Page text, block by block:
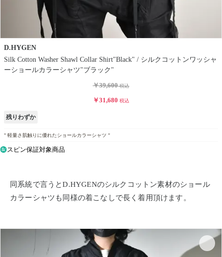
D.HYGEN
Silk Cotton Washer Shawl Collar Shirt"Black" / シルクコットンワッシャ
ーショールカラーシャツ"ブラック"
￥39,600税込
￥31,680 税込
残りわずか
" 軽量さ肌触りに優れたショールカラーシャツ "
スピン保証対象商品
同系統で言うとD.HYGENのシルクコットン素材のショール
カラーシャツも同様の着こなしで長く着用頂けます。